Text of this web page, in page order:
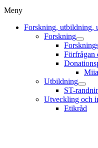
Meny
Forskning, utbildning,
Forskning
Förfrågan
Utbildning
ST-
Utveckling och
Etikråd